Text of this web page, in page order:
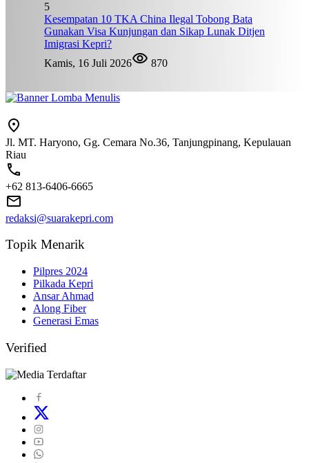
5
Kesempatan 10 TKA China Ilegal Tobong Bata
Gunakan Visa Kunjungan dan Sikap Lunak Ditjen
Imigrasi Kepri?
Kamis, 16 Juli 2026
870
Jl. MT. Haryono, Gg. Cemara No.36, Tanjungpinang, Kepulauan
Riau
+62 813-6406-6665
redaksi@suarakepri.com
Topik Menarik
Pilpres 2024
Pilkada Kepri
Ansar Ahmad
Along Fiber
Generasi Emas
Verified